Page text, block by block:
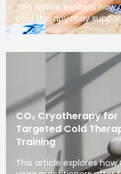
This article explains how
cold therapy may
CO₂ Cryotherapy for
Targeted Cold
Training
This article explores